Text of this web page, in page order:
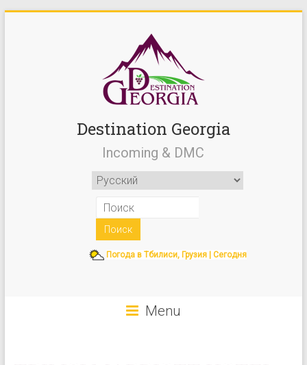
Destination Georgia
Incoming & DMC
Погода в Тбилиси, Грузия | Сегодня
Menu